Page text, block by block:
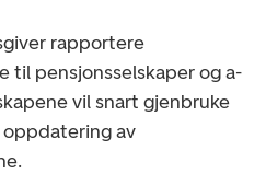
rapportere
til pensjonsselskaper og a-
vil snart gjenbruke
av